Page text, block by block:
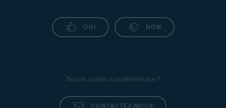
OUI NON
Besoin d’aide supplémentaire ?
CONTACTEZ-NOUS